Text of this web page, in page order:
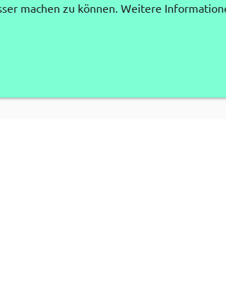
machen zu können. Weitere